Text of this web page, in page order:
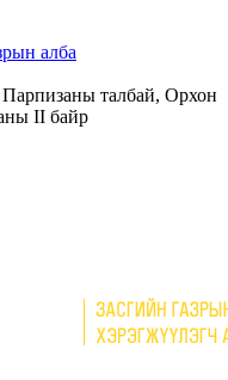
алба
талбай, Орхон
II байр